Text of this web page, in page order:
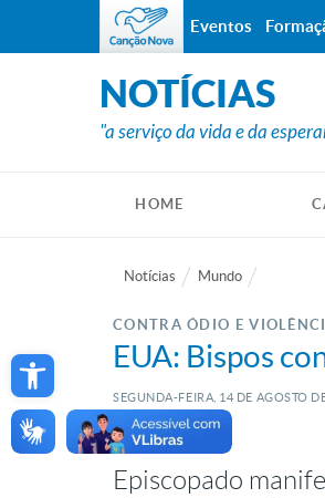
Open toolbar
NOTÍCIAS
"a serviço da vida e da
HOME
Notícias Mundo
CONTRA ÓDIO E
EUA: Bispos
SEGUNDA-FEIRA, 14 DE AGOSTO
Episcopado
Eventos